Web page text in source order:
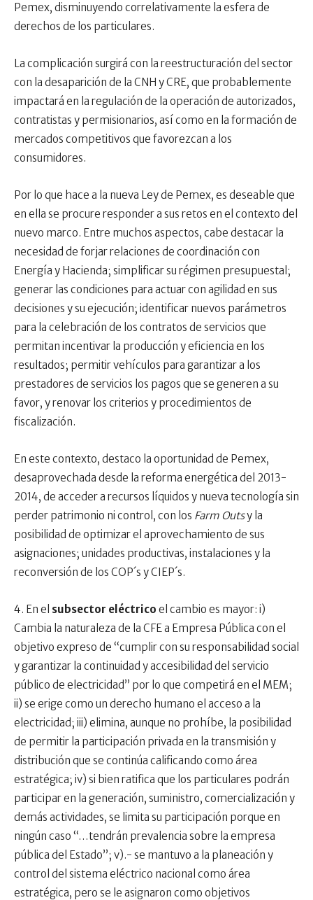
Pemex, disminuyendo correlativamente la esfera de
derechos de los particulares.
La complicación surgirá con la reestructuración del sector
con la desaparición de la CNH y CRE, que probablemente
impactará en la regulación de la operación de autorizados,
contratistas y permisionarios, así como en la formación de
mercados competitivos que favorezcan a los
consumidores.
Por lo que hace a la nueva Ley de Pemex, es deseable que
en ella se procure responder a sus retos en el contexto del
nuevo marco. Entre muchos aspectos, cabe destacar la
necesidad de forjar relaciones de coordinación con
Energía y Hacienda; simplificar su régimen presupuestal;
generar las condiciones para actuar con agilidad en sus
decisiones y su ejecución; identificar nuevos parámetros
para la celebración de los contratos de servicios que
permitan incentivar la producción y eficiencia en los
resultados; permitir vehículos para garantizar a los
prestadores de servicios los pagos que se generen a su
favor, y renovar los criterios y procedimientos de
fiscalización.
En este contexto, destaco la oportunidad de Pemex,
desaprovechada desde la reforma energética del 2013-
2014, de acceder a recursos líquidos y nueva tecnología sin
perder patrimonio ni control, con los Farm Outsy la
posibilidad de optimizar el aprovechamiento de sus
asignaciones; unidades productivas, instalaciones y la
reconversión de los COP´s y CIEP´s.
4. En el subsector eléctrico el cambio es mayor: i)
Cambia la naturaleza de la CFE a Empresa Pública con el
objetivo expreso de “cumplir con su responsabilidad social
y garantizar la continuidad y accesibilidad del servicio
público de electricidad” por lo que competirá en el MEM;
ii) se erige como un derecho humano el acceso a la
electricidad; iii) elimina, aunque no prohíbe, la posibilidad
de permitir la participación privada en la transmisión y
distribución que se continúa calificando como área
estratégica; iv) si bien ratifica que los particulares podrán
participar en la generación, suministro, comercialización y
demás actividades, se limita su participación porque en
ningún caso “…tendrán prevalencia sobre la empresa
pública del Estado”; v).- se mantuvo a la planeación y
control del sistema eléctrico nacional como área
estratégica, pero se le asignaron como objetivos